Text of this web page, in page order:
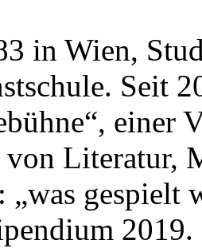
in Wien,
Seit
einer
Literatur,
gespielt
2019.